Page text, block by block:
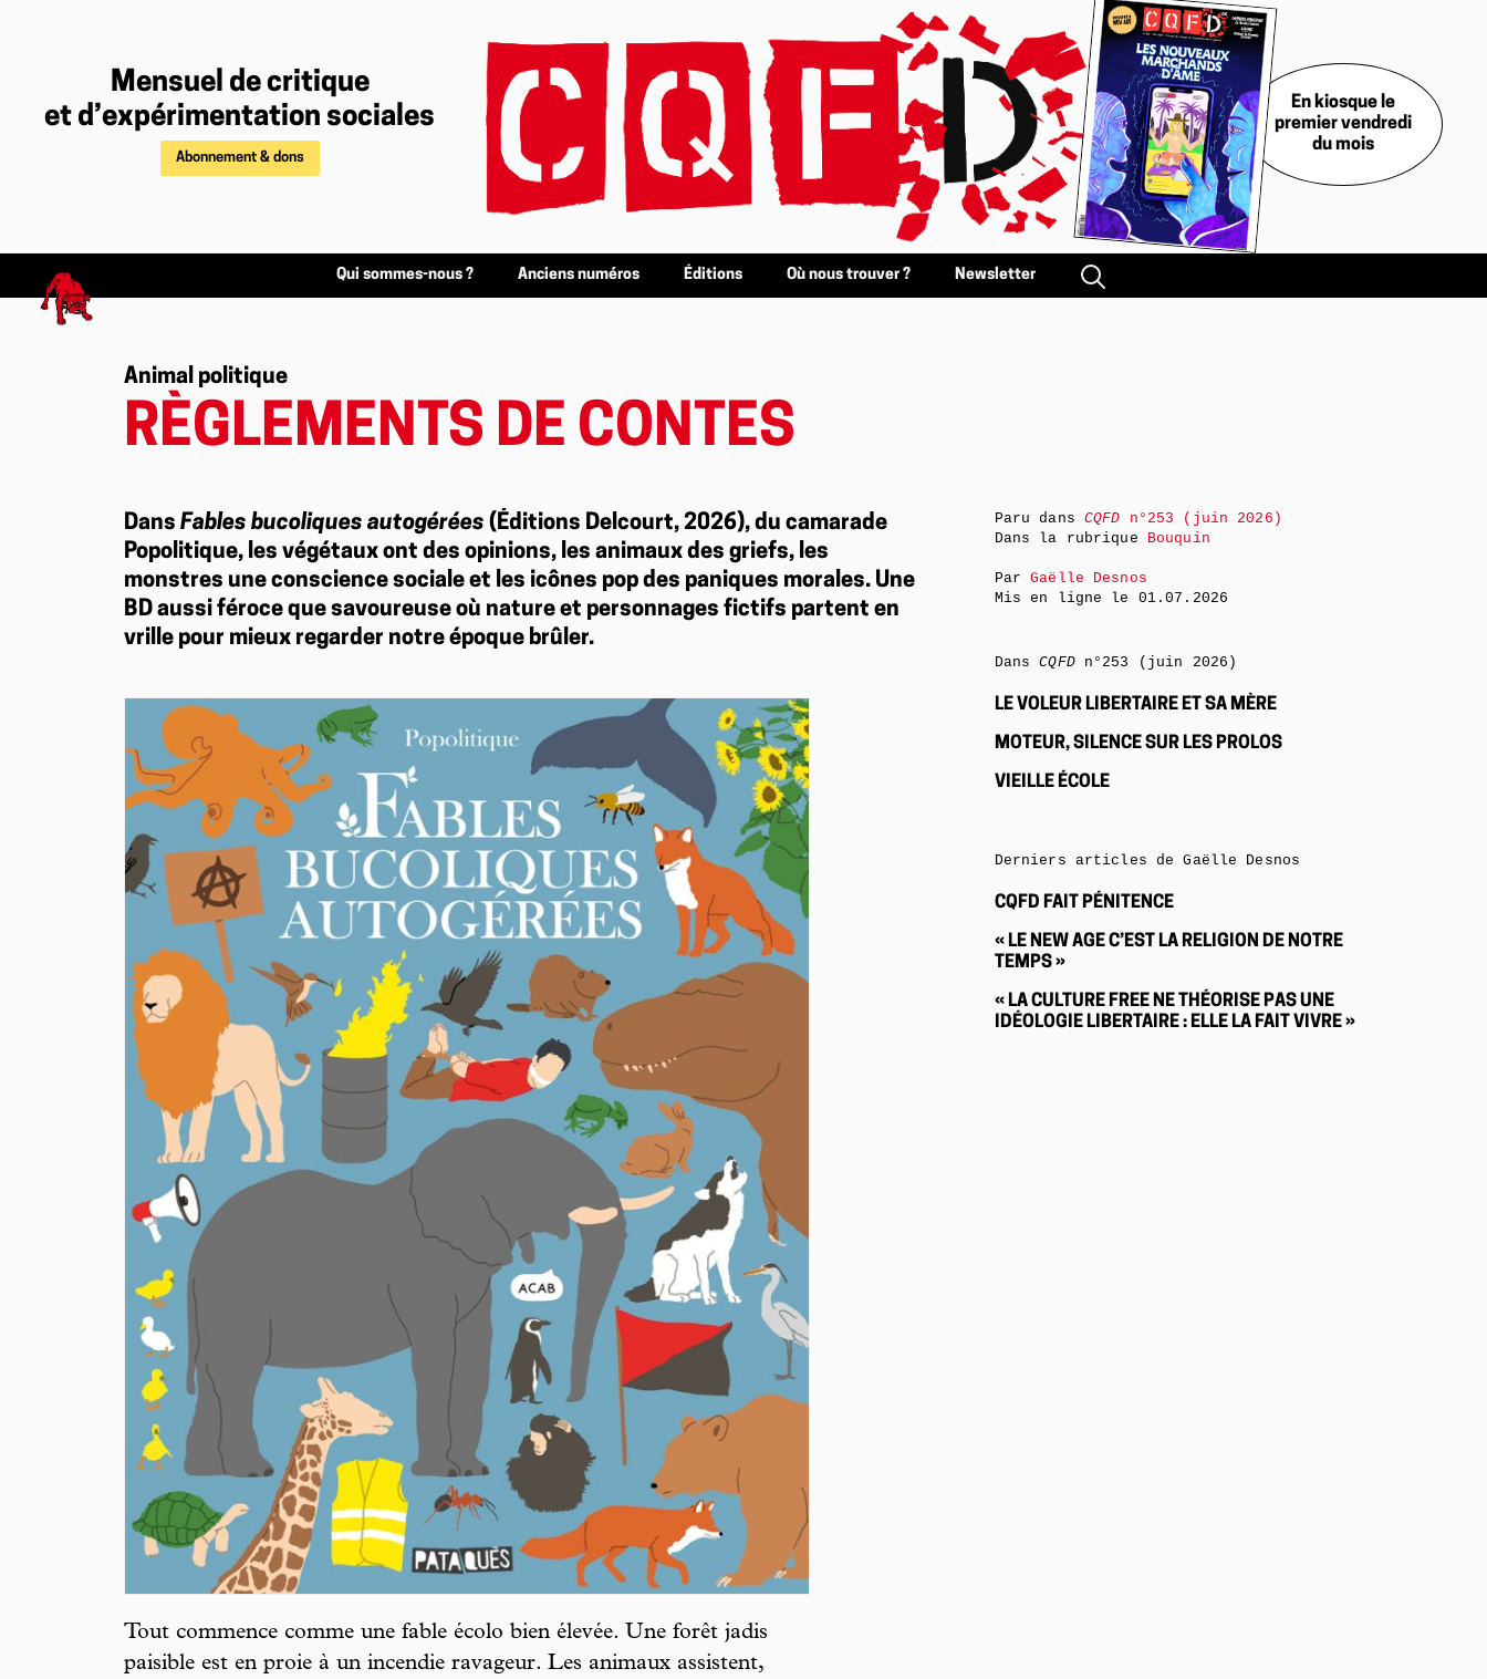
Mensuel de critique
et d’expérimentation sociales
Abonnement & dons
En kiosque le
premier vendredi
du mois
Qui sommes-nous ? Anciens numéros Éditions Où nous trouver ? Newsletter
Animal politique
RÈGLEMENTS DE CONTES
Dans Fables bucoliques autogérées (Éditions Delcourt, 2026), du camarade
Popolitique, les végétaux ont des opinions, les animaux des griefs, les
monstres une conscience sociale et les icônes pop des paniques morales. Une
BD aussi féroce que savoureuse où nature et personnages fictifs partent en
vrille pour mieux regarder notre époque brûler.
Tout commence comme une fable écolo bien élevée. Une forêt jadis
paisible est en proie à un incendie ravageur. Les animaux assistent,
Paru dans CQFD n°253 (juin 2026)
Dans la rubrique Bouquin
ParGaëlle Desnos
Mis en ligne le 01.07.2026
DansCQFDn°253 (juin 2026)
LE VOLEUR LIBERTAIRE ET SA MÈRE
MOTEUR, SILENCE SUR LES PROLOS
VIEILLE ÉCOLE
Derniers articles de Gaëlle Desnos
CQFD FAIT PÉNITENCE
« LE NEW AGE C’EST LA RELIGION DE NOTRE
TEMPS »
« LA CULTURE FREE NE THÉORISE PAS UNE
IDÉOLOGIE LIBERTAIRE : ELLE LA FAIT VIVRE »